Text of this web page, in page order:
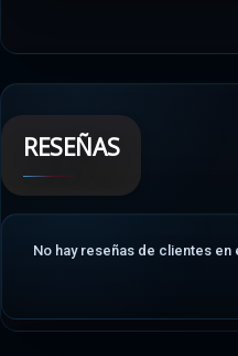
RESEÑAS
No hay reseñas de clientes en